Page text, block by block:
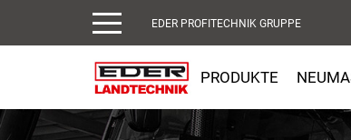
EDER PROFITECHNIK GRUPPE
PRODUKTE